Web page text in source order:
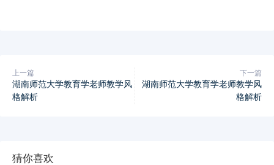
上一篇
湖南师范大学教育学老师教学风
格解析
下一篇
湖南师范大学教育学老师教学风
格解析
猜你喜欢